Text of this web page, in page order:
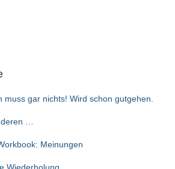
muss gar nichts! Wird schon gutgehen.
…
Meinungen